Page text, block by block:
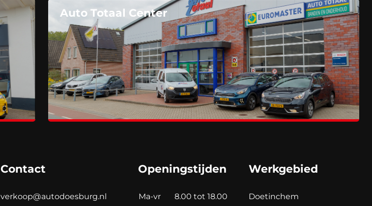
Auto Totaal Center
Contact
verkoop@autodoesburg.nl
Openingstijden
Ma-vr 8.00 tot 18.00
Werkgebied
Doetinchem